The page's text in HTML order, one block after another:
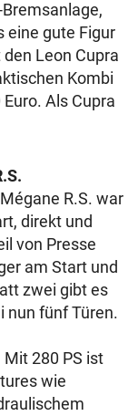
eine gute Figur
Leon Cupra
Kombi
Als Cupra
R.S. war
direkt und
von Presse
am Start und
zwei gibt es
nun fünf Türen.
280 PS ist
wie